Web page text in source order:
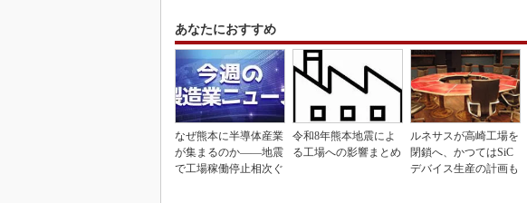
あなたにおすすめ
なぜ熊本に半導体産業
が集まるのか――地震
で工場稼働停止相次ぐ
令和8年熊本地震によ
る工場への影響まとめ
ルネサスが高崎工場を
閉鎖へ、かつてはSiC
デバイス生産の計画も